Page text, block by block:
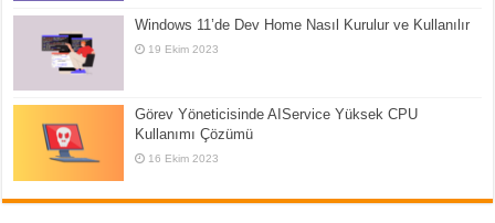
Windows 11’de Dev Home Nasıl Kurulur ve Kullanılır
19 Ekim 2023
Görev Yöneticisinde AIService Yüksek CPU
Kullanımı Çözümü
16 Ekim 2023